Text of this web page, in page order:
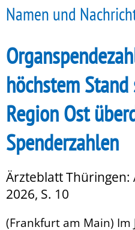
Namen und
höchstem
Region Ost
Spenderzahlen
Ärzteblatt Thüringen:
2026, S. 10
(Frankfurt am Main) Im